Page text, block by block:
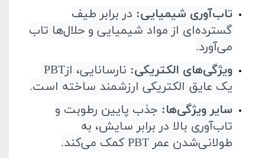
تاب‌آوری شیمیایی: در برابر طیف
گسترده‌ای از مواد شیمیایی و حلال‌ها تاب
می‌آورد.
ویژگی‌های الکتریکی: نارسانایی، ازPBT
یک عایق الکتریکی ارزشمند ساخته است.
سایر ویژگی‌ها: جذب پایین رطوبت و
تاب‌آوری بالا در برابر سایش، به
طولانی‌شدن عمر PBTکمک می‌کند.